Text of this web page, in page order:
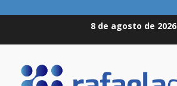
8 de agosto de 2026